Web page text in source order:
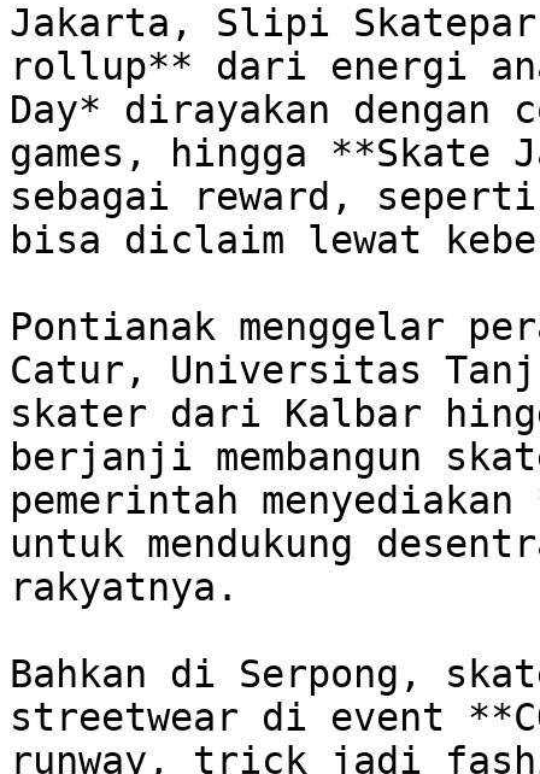
Jakarta, Slipi
rollup** dari energi
Day* dirayakan
games, hingga **Skate
sebagai reward,
bisa diclaim lewat
Pontianak menggelar
Catur, Universitas
skater dari Kalbar
berjanji membangun
pemerintah
untuk mendukung
rakyatnya.
Bahkan di Serpong,
streetwear di event
runway, trick jadi